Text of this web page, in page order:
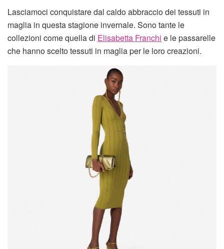
Lasciamoci conquistare dal caldo abbraccio dei tessuti in
maglia in questa stagione invernale. Sono tante le
collezioni come quella di Elisabetta Franchi e le passarelle
che hanno scelto tessuti in maglia per le loro creazioni.